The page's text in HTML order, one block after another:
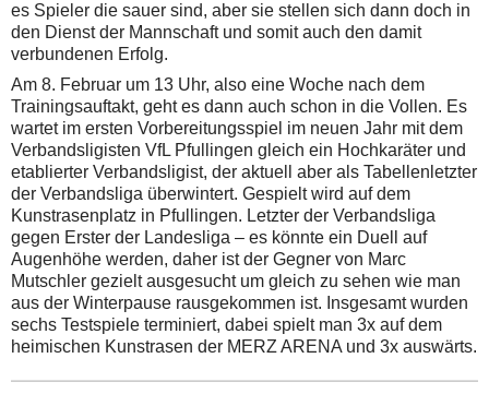
es Spieler die sauer sind, aber sie stellen sich dann doch in
den Dienst der Mannschaft und somit auch den damit
verbundenen Erfolg.
Am 8. Februar um 13 Uhr, also eine Woche nach dem
Trainingsauftakt, geht es dann auch schon in die Vollen. Es
wartet im ersten Vorbereitungsspiel im neuen Jahr mit dem
Verbandsligisten VfL Pfullingen gleich ein Hochkaräter und
etablierter Verbandsligist, der aktuell aber als Tabellenletzter
der Verbandsliga überwintert. Gespielt wird auf dem
Kunstrasenplatz in Pfullingen. Letzter der Verbandsliga
gegen Erster der Landesliga – es könnte ein Duell auf
Augenhöhe werden, daher ist der Gegner von Marc
Mutschler gezielt ausgesucht um gleich zu sehen wie man
aus der Winterpause rausgekommen ist. Insgesamt wurden
sechs Testspiele terminiert, dabei spielt man 3x auf dem
heimischen Kunstrasen der MERZ ARENA und 3x auswärts.